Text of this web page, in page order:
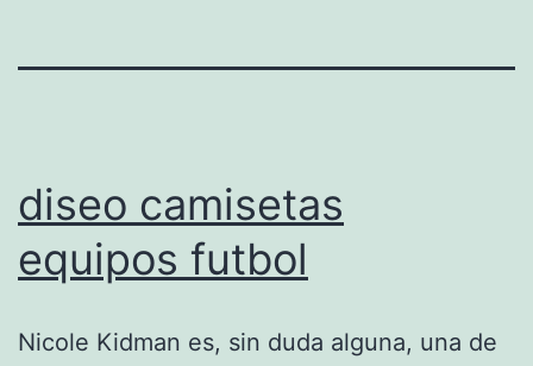
diseo camisetas
equipos futbol
Nicole Kidman es, sin duda alguna, una de